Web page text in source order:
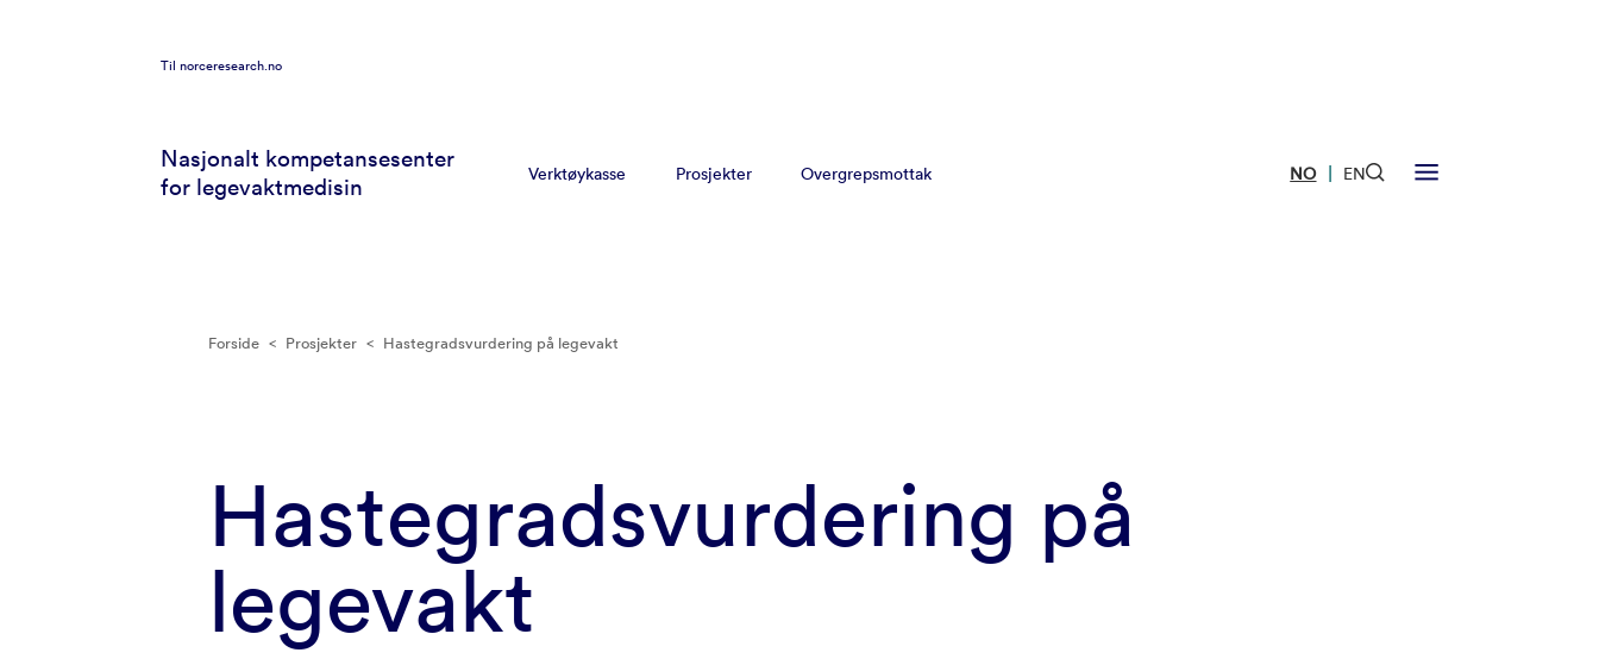
Til norceresearch.no
Nasjonalt kompetansesenter
for legevaktmedisin
Verktøykasse Prosjekter Overgrepsmottak NO | EN
Forside < Prosjekter < Hastegradsvurdering på legevakt
Hastegradsvurdering på
legevakt